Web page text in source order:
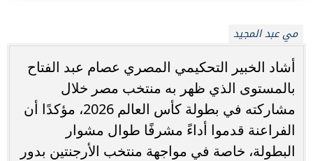
مي عبد المجيد
أشاد الخبير التحكيمي المصري عصام عبد الفتاح
بالمستوى الذي ظهر به منتخب مصر خلال
مشاركته في بطولة كأس العالم 2026، مؤكدًا أن
الفراعنة قدموا أداءً مشرفًا طوال مشوار
البطولة، خاصة في مواجهة منتخب الأرجنتين بدور